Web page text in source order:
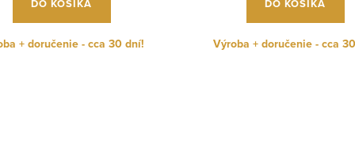
DO KOŠÍKA
+ doručenie - cca 30 dní!
DO KOŠÍKA
Výroba + doručenie - cca